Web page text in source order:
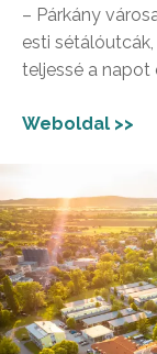
– Párkány
esti
teljessé a napot
Weboldal >>